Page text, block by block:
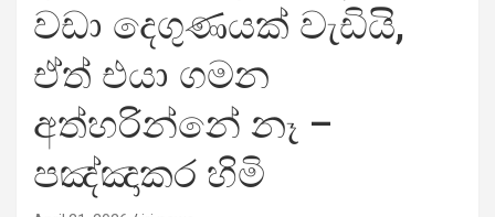
වඩා දෙගුණයක් වැඩියි,
ඒත් එයා ගමන
අත්හරින්නේ නෑ –
පඤ්ඤාකර හිමි